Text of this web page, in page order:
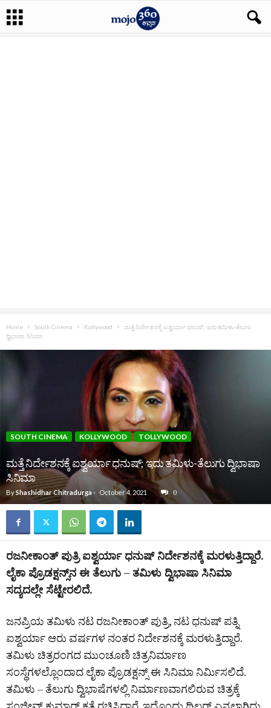
Home South Cinema Kollywood
ಮತ್ತೆ ನಿರ್ದೇಶನಕ್ಕೆ ಐಶ್ವರ್ಯಾ ಧನುಷ್; ಇದು ತಮಿಳು-ತೆಲುಗು
ದ್ವಿಭಾಷಾ ಸಿನಿಮಾ
SOUTH CINEMA KOLLYWOOD TOLLYWOOD
ಮತ್ತೆ ನಿರ್ದೇಶನಕ್ಕೆ ಐಶ್ವರ್ಯಾ ಧನುಷ್; ಇದು ತಮಿಳು-ತೆಲುಗು ದ್ವಿಭಾಷಾ
ಸಿನಿಮಾ
ByShashidhar Chitradurga - October 4, 2021 0
ರಜನೀಕಾಂತ್ ಪುತ್ರಿ ಐಶ್ವರ್ಯಾ ಧನುಷ್‌ ನಿರ್ದೇಶನಕ್ಕೆ ಮರಳುತ್ತಿದ್ದಾರೆ.
ಲೈಕಾ ಪ್ರೊಡಕ್ಷನ್ಸ್‌ನ ಈ ತೆಲುಗು – ತಮಿಳು ದ್ವಿಭಾಷಾ ಸಿನಿಮಾ
ಸದ್ಯದಲ್ಲೇ ಸೆಟ್ಟೇರಲಿದೆ.
ಜನಪ್ರಿಯ ತಮಿಳು ನಟ ರಜನೀಕಾಂತ್ ಪುತ್ರಿ, ನಟ ಧನುಷ್‌ ಪತ್ನಿ
ಐಶ್ವರ್ಯಾ ಆರು ವರ್ಷಗಳ ನಂತರ ನಿರ್ದೇಶನಕ್ಕೆ ಮರಳುತ್ತಿದ್ದಾರೆ.
ತಮಿಳು ಚಿತ್ರರಂಗದ ಮುಂಚೂಣಿ ಚಿತ್ರನಿರ್ಮಾಣ
ಸಂಸ್ಥೆಗಳಲ್ಲೊಂದಾದ ಲೈಕಾ ಪ್ರೊಡಕ್ಷನ್ಸ್‌ ಈ ಸಿನಿಮಾ ನಿರ್ಮಿಸಲಿದೆ.
ತಮಿಳು – ತೆಲುಗು ದ್ವಿಭಾಷೆಗಳಲ್ಲಿ ನಿರ್ಮಾಣವಾಗಲಿರುವ ಚಿತ್ರಕ್ಕೆ